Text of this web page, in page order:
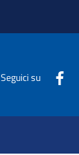
Seguici su